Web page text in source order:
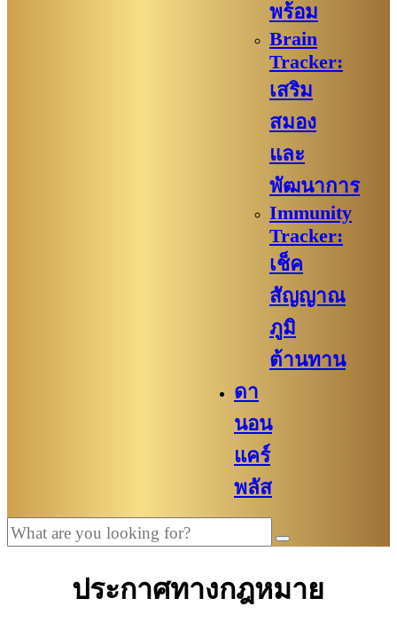
พร้อม
Brain
Tracker:
เสริม
สมอง
และ
พัฒนาการ
Immunity
Tracker:
เช็ค
สัญญาณ
ภูมิ
ต้านทาน
ดา
นอน
แคร์
พลัส
ประกาศทางกฎหมาย